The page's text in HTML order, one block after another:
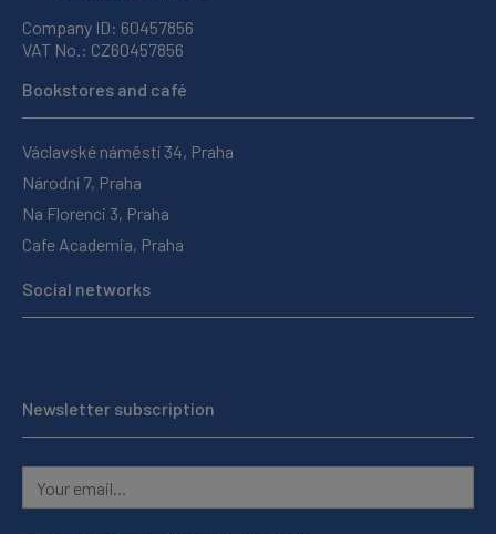
Company ID: 60457856
VAT No.: CZ60457856
Bookstores and café
Václavské náměstí 34, Praha
Národní 7, Praha
Na Florenci 3, Praha
Cafe Academia, Praha
Social networks
Newsletter subscription